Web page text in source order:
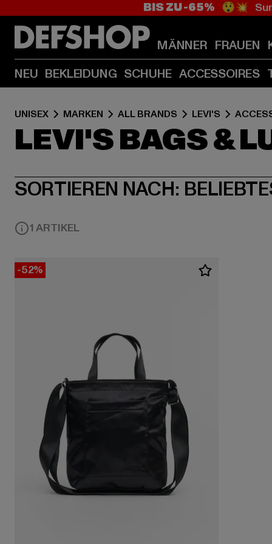
BIS ZU -65% 😲💥
MÄNNER FRAUEN
NEU BEKLEIDUNG SCHUHE ACCESSOIRES
UNISEX MARKEN ALL BRANDS LEVI'S
LEVI'S BAGS &
SORTIEREN NACH:
1 ARTIKEL
-52%